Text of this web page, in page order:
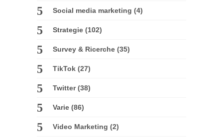
Social media marketing (4)
Strategie (102)
Survey & Ricerche (35)
TikTok (27)
Twitter(38)
Varie (86)
Video Marketing (2)